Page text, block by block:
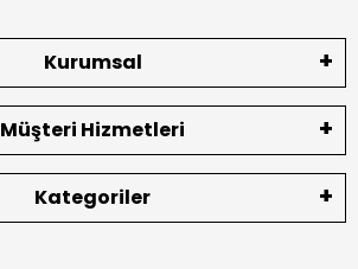
Kurumsal
Müşteri Hizmetleri
Kategoriler